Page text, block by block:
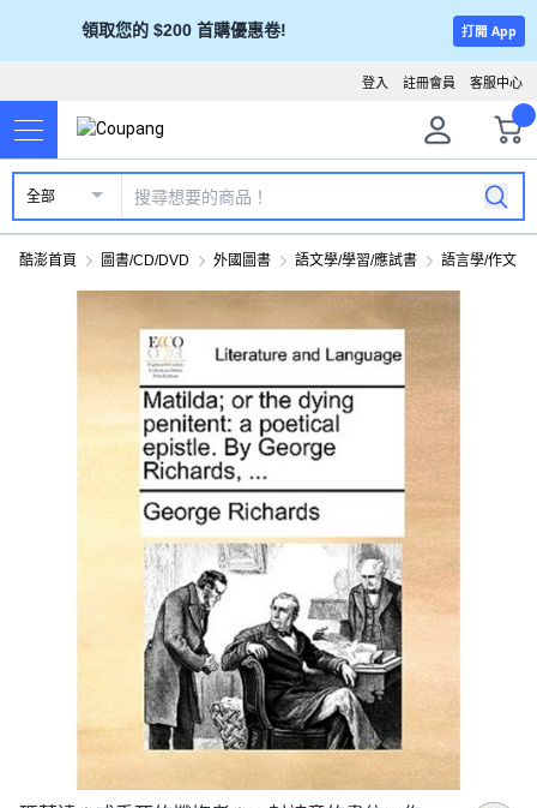
領取您的 $200 首購優惠卷! 打開 App
客服中心
註冊會員
登入
全部
酷澎首頁 圖書/CD/DVD 外國圖書 語文學/學習/應試書 語言學/作文